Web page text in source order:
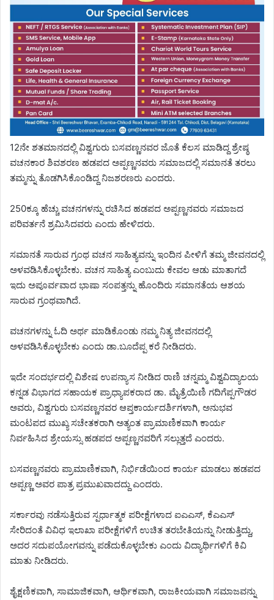
12ನೇ ಶತಮಾನದಲ್ಲಿ ವಿಶ್ವಗುರು ಬಸವಣ್ಣನವರ ಜೊತೆ ಕೆಲಸ ಮಾಡಿದ್ದ ಶ್ರೇಷ್ಠ
ವಚನಕಾರ ಶಿವಶರಣ ಹಡಪದ ಅಪ್ಪಣ್ಣನವರು ಸಮಾಜದಲ್ಲಿ ಸಮಾನತೆ ತರಲು
ತಮ್ಮನ್ನು ತೊಡಗಿಸಿಕೊಂಡಿದ್ದ ನಿಜಶರಣರು ಎಂದರು.
250ಕ್ಕೂ ಹೆಚ್ಚು ವಚನಗಳನ್ನು ರಚಿಸಿದ ಹಡಪದ ಅಪ್ಪಣ್ಣನವರು ಸಮಾಜದ
ಪರಿವರ್ತನೆ ಶ್ರಮಿಸಿದವರು ಎಂದು ಹೇಳಿದರು.
ಸಮಾನತೆ ಸಾರುವ ಗ್ರಂಥ ವಚನ ಸಾಹಿತ್ಯವನ್ನು ಇಂದಿನ ಪೀಳಿಗೆ ತಮ್ಮ ಜೀವನದಲ್ಲಿ
ಅಳವಡಿಸಿಕೊಳ್ಳಬೇಕು. ವಚನ ಸಾಹಿತ್ಯ ಎಂಬುದು ಕೇವಲ ಆಡು ಮಾತಾಗದೆ
ಇದು ಅಪೂರ್ವವಾದ ಭಾಷಾ ಸಂಪತ್ತನ್ನು ಹೊಂದಿರು ಸಮಾನತೆಯ ಆಶಯ
ಸಾರುವ ಗ್ರಂಥವಾಗಿದೆ.
ವಚನಗಳನ್ನು ಓದಿ ಅರ್ಥ ಮಾಡಿಕೊಂಡು ನಮ್ಮ ನಿತ್ಯ ಜೀವನದಲ್ಲಿ
ಅಳವಡಿಸಿಕೊಳ್ಳಬೇಕು ಎಂದು ಡಾ.ಬೂದೆಪ್ಪ ಕರೆ ನೀಡಿದರು.
ಇದೇ ಸಂದರ್ಭದಲ್ಲಿ ವಿಶೇಷ ಉಪನ್ಯಾಸ ನೀಡಿದ ರಾಣಿ ಚನ್ನಮ್ಮ ವಿಶ್ವವಿದ್ಯಾಲಯ
ಕನ್ನಡ ವಿಭಾಗದ ಸಹಾಯಕ ಪ್ರಾಧ್ಯಾಪಕರಾದ ಡಾ. ಮೈತ್ರೆಯಿಣಿ ಗದಿಗೆಪ್ಪಗೌಡರ
ಅವರು, ವಿಶ್ವಗುರು ಬಸವಣ್ಣನವರ ಆಪ್ತಕಾರ್ಯದರ್ಶಿಗಳಾಗಿ, ಅನುಭವ
ಮಂಟಪದ ಮುಖ್ಯ ಸಚೇತಕರಾಗಿ ಅತ್ಯಂತ ಪ್ರಾಮಾಣಿಕವಾಗಿ ಕಾರ್ಯ
ನಿರ್ವಹಿಸಿದ ಶ್ರೇಯಸ್ಸು ಹಡಪದ ಅಪ್ಪಣ್ಣನವರಿಗೆ ಸಲ್ಲುತ್ತದೆ ಎಂದರು.
ಬಸವಣ್ಣನವರು ಪ್ರಾಮಾಣಿಕವಾಗಿ, ನಿರ್ಭಿಡೆಯಿಂದ ಕಾರ್ಯ ಮಾಡಲು ಹಡಪದ
ಅಪ್ಪಣ್ಣ ಅವರ ಪಾತ್ರ ಪ್ರಮುಖವಾದದ್ದು ಎಂದರು.
ಸರ್ಕಾರವು ನಡೆಸುತ್ತಿರುವ ಸ್ಪರ್ಧಾತ್ಮಕ ಪರೀಕ್ಷೆಗಳಾದ ಐಎಎಸ್, ಕೆಎಎಸ್
ಸೇರಿದಂತೆ ವಿವಿಧ ಇಲಾಖಾ ಪರೀಕ್ಷೆಗಳಿಗೆ ಉಚಿತ ತರಬೇತಿಯನ್ನು ನೀಡುತ್ತಿದ್ದು,
ಅದರ ಸದುಪಯೋಗವನ್ನು ಪಡೆದುಕೊಳ್ಳಬೇಕು ಎಂದು ವಿದ್ಯಾರ್ಥಿಗಳಿಗೆ ಕಿವಿ
ಮಾತು ನೀಡಿದರು.
ಶೈಕ್ಷಣಿಕವಾಗಿ, ಸಾಮಾಜಿಕವಾಗಿ, ಆರ್ಥಿಕವಾಗಿ, ರಾಜಕೀಯವಾಗಿ ಸಮಾಜವನ್ನು